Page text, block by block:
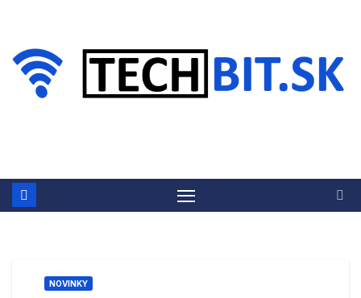
obsah
NOVINKY